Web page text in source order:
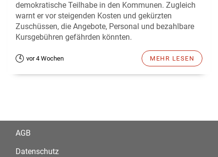
demokratische Teilhabe in den Kommunen. Zugleich
warnt er vor steigenden Kosten und gekürzten
Zuschüssen, die Angebote, Personal und bezahlbare
Kursgebühren gefährden könnten.
vor 4 Wochen MEHR LESEN
AGB
Datenschutz